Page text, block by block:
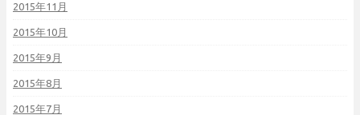
2015年11月
2015年10月
2015年9月
2015年8月
2015年7月